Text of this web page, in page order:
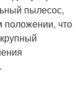
пылесос,
положении, что